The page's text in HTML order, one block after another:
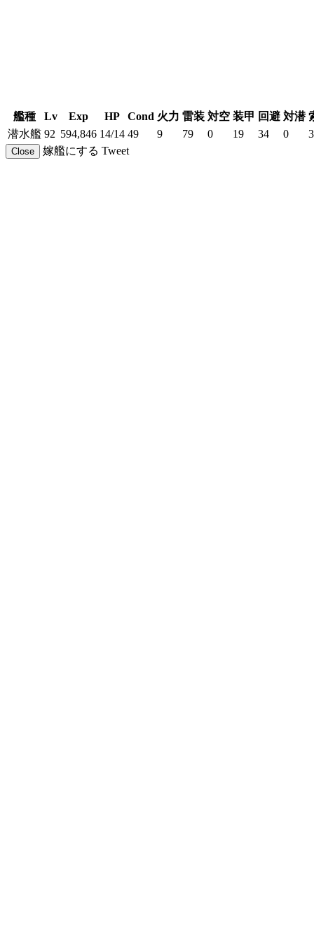
艦種 Lv Exp HP Cond 火力 雷装 対空 装甲 回避 対潜
潜水艦 92 594,846 14/14 49 9 79 0 19 34 0
Close 嫁艦にする Tweet